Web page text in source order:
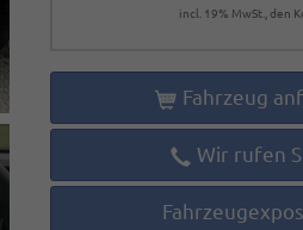
incl. 19% MwSt., den
Fahrzeug
Wir rufen